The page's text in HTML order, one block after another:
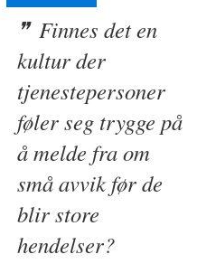
Finnes det en
kultur der
tjenestepersoner
føler seg trygge på
å melde fra om
små avvik før de
blir store
hendelser?